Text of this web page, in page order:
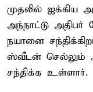
முதலில் ஐக்கிய
அந்நாட்டு
நயானை
ஸ்வீடன் செல்லும்
சந்திக்க உள்ளார்.